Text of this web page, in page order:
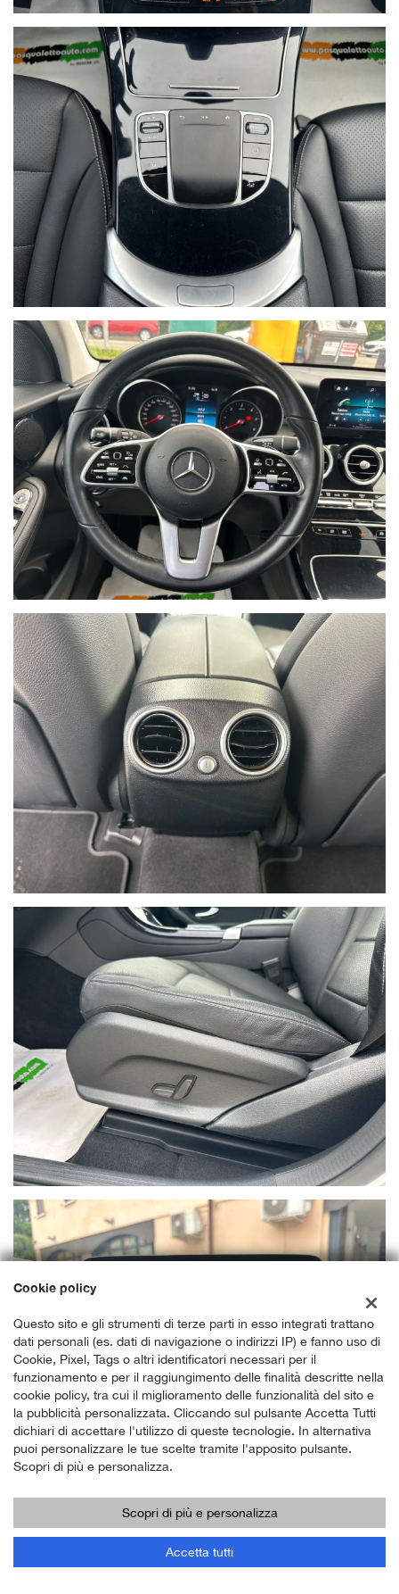
Cookie policy
Questo sito e gli strumenti di terze parti in esso integrati trattano
dati personali (es. dati di navigazione o indirizzi IP) e fanno uso di
Cookie, Pixel, Tags o altri identificatori necessari per il
funzionamento e per il raggiungimento delle finalità descritte nella
cookie policy, tra cui il miglioramento delle funzionalità del sito e
la pubblicità personalizzata. Cliccando sul pulsante Accetta Tutti
dichiari di accettare l'utilizzo di queste tecnologie. In alternativa
puoi personalizzare le tue scelte tramite l'apposito pulsante.
Scopri di più e personalizza.
Scopri di più e personalizza
Accetta tutti